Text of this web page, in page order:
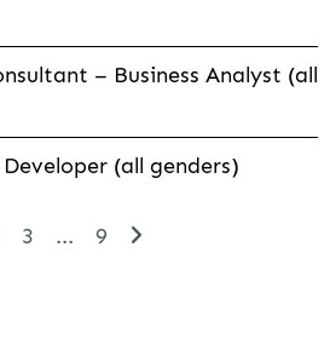
– Business Analyst (all
(all genders)
3 ... 9